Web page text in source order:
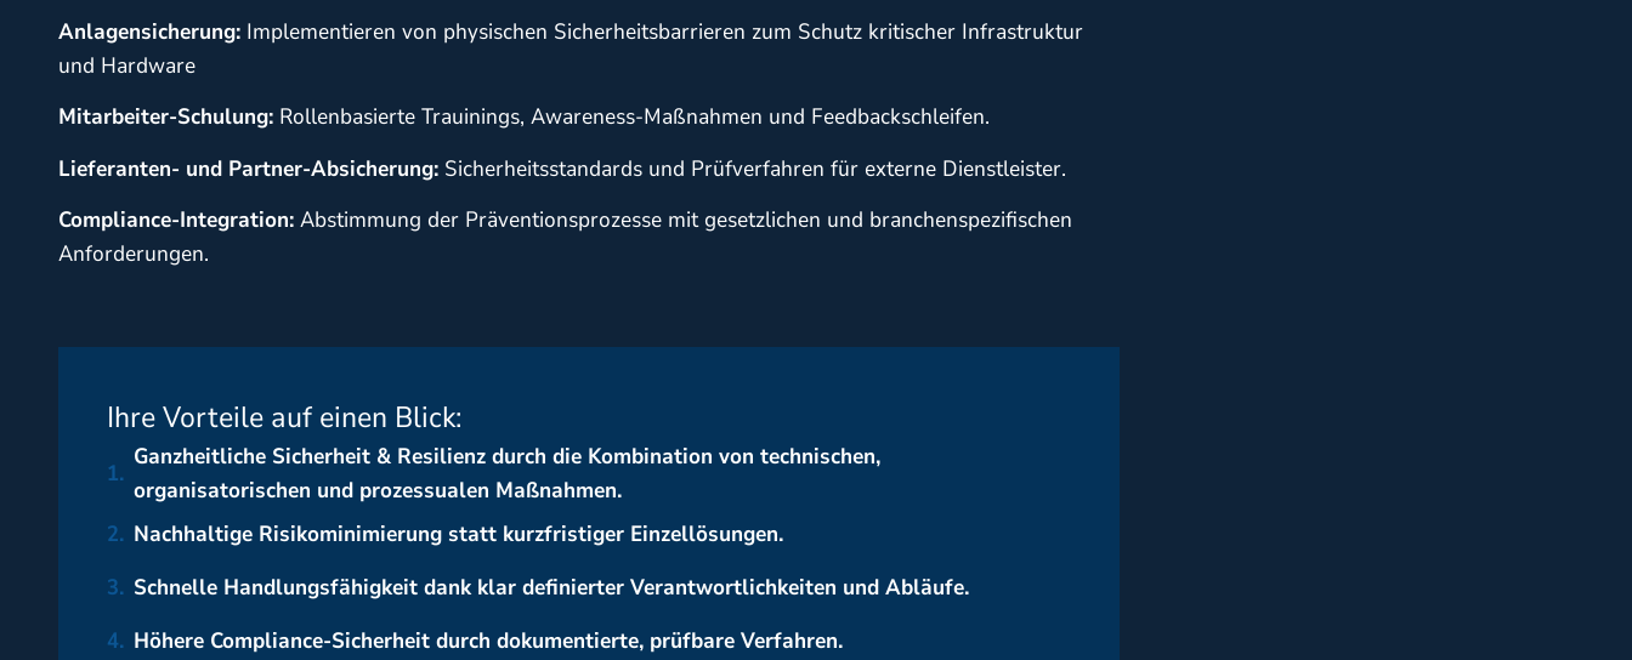
Anlagensicherung: Implementieren von physischen Sicherheitsbarrieren zum Schutz kritischer Infrastruktur
und Hardware
Mitarbeiter-Schulung: Rollenbasierte Trauinings, Awareness-Maßnahmen und Feedbackschleifen.
Lieferanten- und Partner-Absicherung: Sicherheitsstandards und Prüfverfahren für externe Dienstleister.
Compliance-Integration: Abstimmung der Präventionsprozesse mit gesetzlichen und branchenspezifischen
Anforderungen.
Ihre Vorteile auf einen Blick:
1.
Ganzheitliche Sicherheit & Resilienz durch die Kombination von technischen,
organisatorischen und prozessualen Maßnahmen.
2. Nachhaltige Risikominimierung statt kurzfristiger Einzellösungen.
3. Schnelle Handlungsfähigkeit dank klar definierter Verantwortlichkeiten und Abläufe.
4. Höhere Compliance-Sicherheit durch dokumentierte, prüfbare Verfahren.